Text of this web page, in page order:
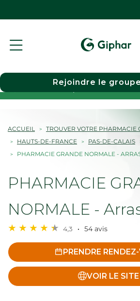
Choisir une pharmacie
Rejoindre le
ACCUEIL
TROUVER VOTRE PHARMACIE
HAUTS-DE-FRANCE
PAS-DE-CALAIS
PHARMACIE GRANDE NORMALE -
PHARMACIE
NORMALE -
4,3 54 avis
PRENDRE
VOIR LE SITE